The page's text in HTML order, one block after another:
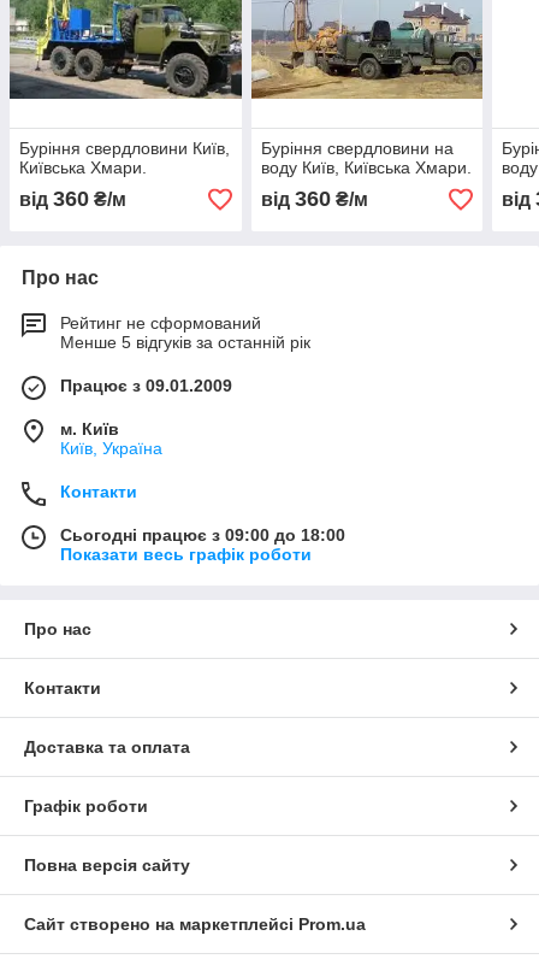
Буріння свердловини Київ,
Київська Хмари.
від 360 ₴/м
Буріння свердловини на
воду Київ, Київська Хмари.
від 360₴/м від
Про нас
Рейтинг не сформований
Менше 5 відгуків за останній рік
Працює з 09.01.2009
м. Київ
Київ, Україна
Контакти
Сьогодні працює з 09:00 до 18:00
Показати весь графік роботи
Про нас
Контакти
Доставка та оплата
Графік роботи
Повна версія сайту
Сайт створено на маркетплейсі Prom.ua